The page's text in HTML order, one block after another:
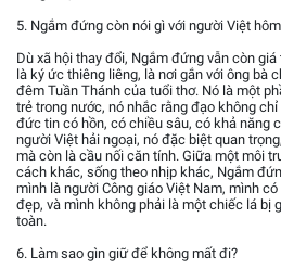
5. Ngắm đứng còn nói gì với người Việt
Dù xã hội thay đổi, Ngắm đứng vẫn còn
là ký ức thiêng liêng, là nơi gắn với ông bà
đêm Tuần Thánh của tuổi thơ. Nó là một
trẻ trong nước, nó nhắc rằng đạo không
đức tin có hồn, có chiều sâu, có khả năng
người Việt hải ngoại, nó đặc biệt quan
mà còn là cầu nối căn tính. Giữa một môi
cách khác, sống theo nhịp khác, Ngắm
mình là người Công giáo Việt Nam, mình
đẹp, và mình không phải là một chiếc lá bị
toàn.
6. Làm sao gìn giữ để không mất đi?